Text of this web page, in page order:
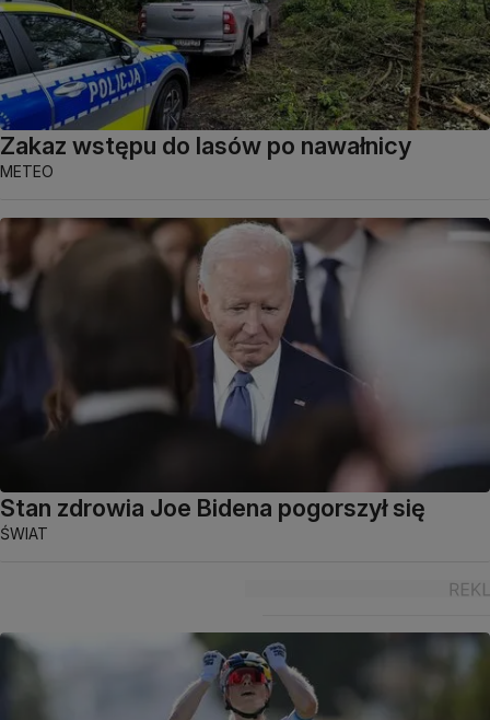
Zakaz wstępu do lasów po nawałnicy
METEO
Stan zdrowia Joe Bidena pogorszył się
ŚWIAT